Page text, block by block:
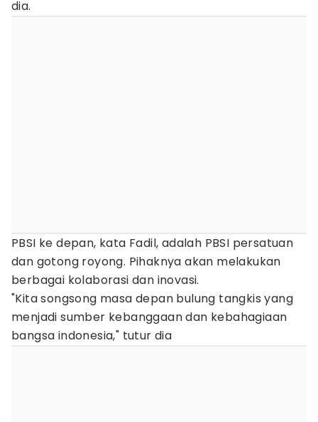
dia.
PBSI ke depan, kata Fadil, adalah PBSI persatuan
dan gotong royong. Pihaknya akan melakukan
berbagai kolaborasi dan inovasi.
"Kita songsong masa depan bulung tangkis yang
menjadi sumber kebanggaan dan kebahagiaan
bangsa indonesia," tutur dia